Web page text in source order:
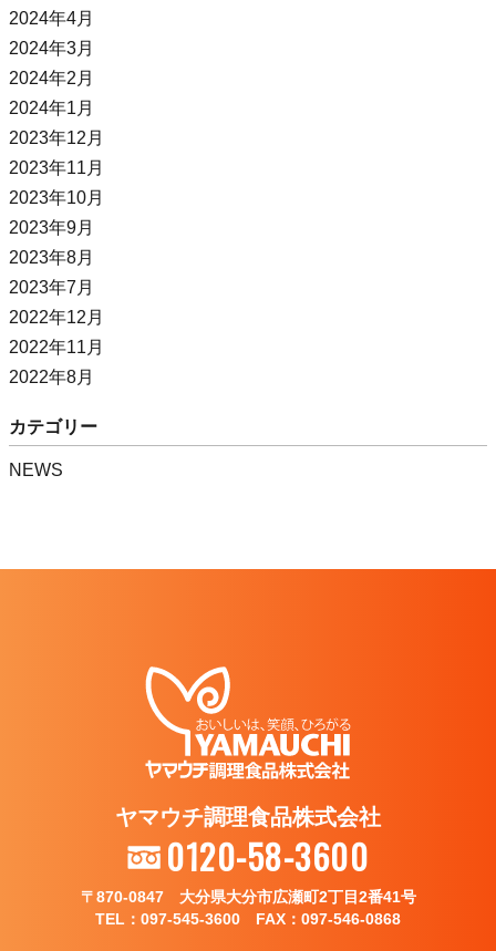
2024年4月
2024年3月
2024年2月
2024年1月
2023年12月
2023年11月
2023年10月
2023年9月
2023年8月
2023年7月
2022年12月
2022年11月
2022年8月
カテゴリー
NEWS
ヤマウチ調理食品株式会社
0120-58-3600
〒870-0847 大分県大分市広瀬町2丁目2番41号
TEL：097-545-3600 FAX：097-546-0868